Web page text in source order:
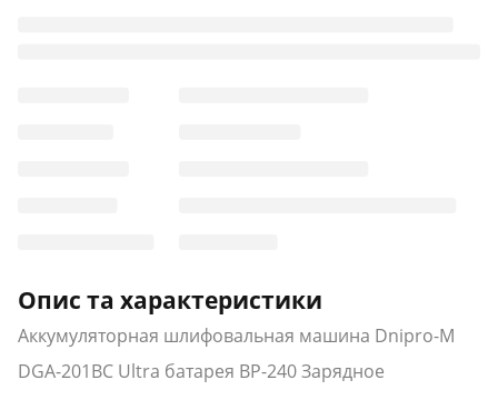
Опис та характеристики
Аккумуляторная шлифовальная машина Dnipro-M
DGA-201BC Ultra батарея BP-240 Зарядное